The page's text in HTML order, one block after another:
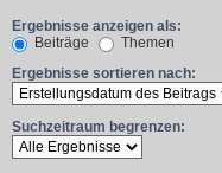
Ergebnisse anzeigen als:
Beiträge
Themen
Ergebnisse sortieren nach:
Suchzeitraum begrenzen: